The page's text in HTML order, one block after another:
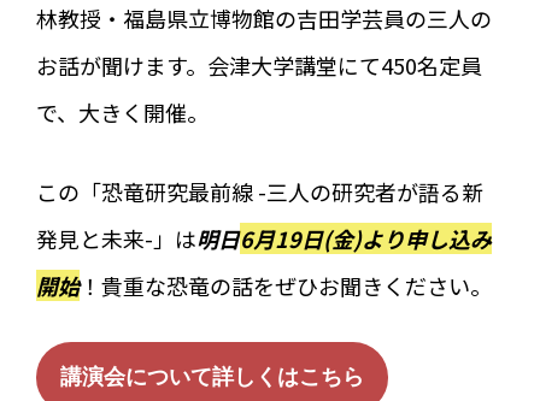
林教授・福島県立博物館の吉田学芸員の三人の
お話が聞けます。会津大学講堂にて450名定員
で、大きく開催。
この「恐竜研究最前線 -三人の研究者が語る新
発見と未来-」は明日6月19日(金)より申し込み
開始！貴重な恐竜の話をぜひお聞きください。
講演会について詳しくはこちら